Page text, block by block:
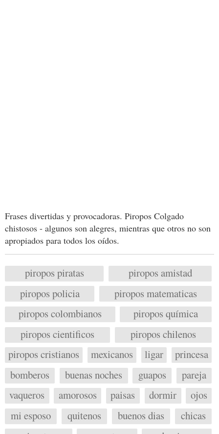
Frases divertidas y provocadoras. Piropos Colgado
chistosos - algunos son alegres, mientras que otros no son
apropiados para todos los oídos.
piropos piratas
piropos amistad
piropos policia
piropos matematicas
piropos colombianos
piropos química
piropos cientificos
piropos chilenos
piropos cristianos
mexicanos ligar
princesa
bomberos
buenas noches guapos
pareja
vaqueros
amorosos paisas dormir
ojos
mi esposo
quitenos buenos dias
chicas